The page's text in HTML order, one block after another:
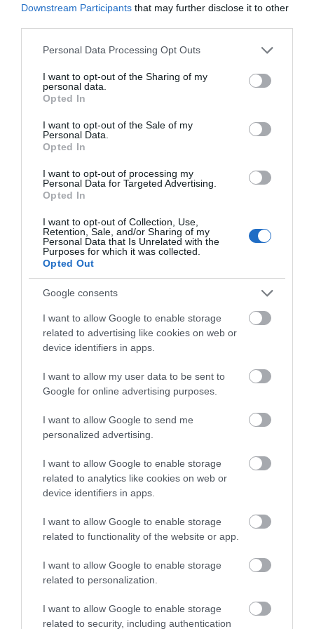
Downstream Participants that may further disclose it to other
Please note that this website/app uses one or more Google
not limited to your visit or usage behaviour. You may click to
grant or deny consent to Google and its third-party tags to
use your data for below specified purposes in below Google
consent section.
Personal Data Processing Opt Outs
I want to opt-out of the Sharing of my
personal data.
Opted In
I want to opt-out of the Sale of my
Personal Data.
Opted In
I want to opt-out of processing my
Personal Data for Targeted Advertising.
Opted In
I want to opt-out of Collection, Use,
Retention, Sale, and/or Sharing of my
Personal Data that Is Unrelated with the
Purposes for which it was collected.
Opted Out
Google consents
I want to allow Google to enable storage
related to advertising like cookies on web or
device identifiers in apps.
I want to allow my user data to be sent to
Google for online advertising purposes.
I want to allow Google to send me
personalized advertising.
I want to allow Google to enable storage
related to analytics like cookies on web or
device identifiers in apps.
I want to allow Google to enable storage
related to functionality of the website or app.
I want to allow Google to enable storage
related to personalization.
I want to allow Google to enable storage
related to security, including authentication
Το evima.gr Αποκαλύπτει: Τρία
πυροσβεστικά οχήματα έφτασαν
στην Εύβοια! Που θα δοθούν
07.08.2026 | 13:05
Συντάξεις: Ποιοι θα πάρουν
αύξηση το 2027 – Τα ποσά
Σκύρος: Στάχτη πάνω από 1.000
εικόνες
07.08.2026 | 12:45
Πώς θα πληρωθούν όσοι
δουλέψουν στις 15 Αυγούστου
07.08.2026 | 12:30
Τροχαίο με αυτοκίνητο μεγάλου
δήμου στην Εύβοια
07.08.2026 | 12:15
Αυτές είναι οι επικίνδυνες
εβδομάδες του ελληνικού
καλοκαιριού για φωτιές
07.08.2026 | 12:00
Χαλκίδας
07.08.2026 | 11:45
Δελφίνια κολυμπούν δίπλα σε
σκάφος τουριστών – Δείτε βίντεο
αγωνίας για ιστιοφόρο με ξένους
επιβάτες
Όλες οι τελευταίες ειδήσεις
ΠΕΡΙΣΣΟΤΕΡΑ ΑΠΟ ΕΙΔΗΣΕΙΣ ΕΥΒΟΙΑ
Μεγάλο πανηγύρι
απόψε με την Χαρά
περιοχή
Το evima.gr
οχήματα έφτασαν στην
Εύβοια! Που θα δοθούν